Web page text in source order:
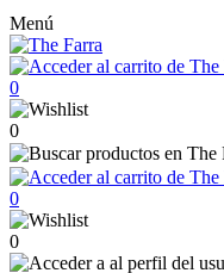
Menú
0
0
0
0